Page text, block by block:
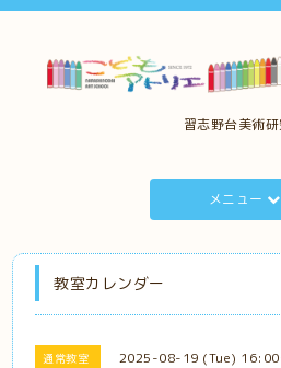
習志野台美術
メニュー
教室カレンダー
通常教室 2025-08-19 (Tue)